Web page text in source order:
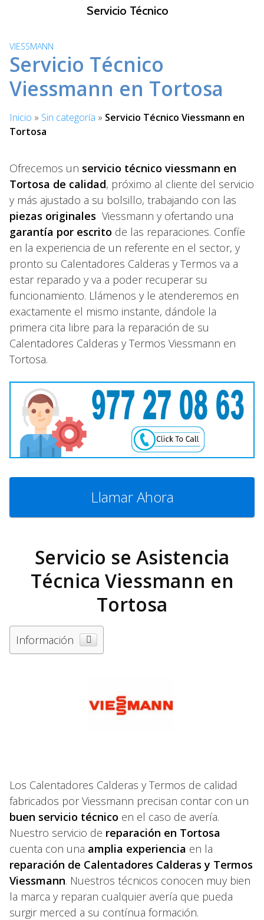
Servicio Técnico
VIESSMANN
Servicio Técnico
Viessmann en Tortosa
Inicio » Sin categoría » Servicio Técnico Viessmann en
Tortosa
Ofrecemos un servicio técnico viessmann en
Tortosa de calidad, próximo al cliente del servicio
y más ajustado a su bolsillo, trabajando con las
piezas originales Viessmann y ofertando una
garantía por escrito de las reparaciones. Confíe
en la experiencia de un referente en el sector, y
pronto su Calentadores Calderas y Termos va a
estar reparado y va a poder recuperar su
funcionamiento. Llámenos y le atenderemos en
exactamente el mismo instante, dándole la
primera cita libre para la reparación de su
Calentadores Calderas y Termos Viessmann en
Tortosa.
Llamar Ahora
Servicio se Asistencia
Técnica Viessmann en
Tortosa
Información
Los Calentadores Calderas y Termos de calidad
fabricados por Viessmann precisan contar con un
buen servicio técnico en el caso de avería.
Nuestro servicio de reparación en Tortosa
cuenta con una amplia experiencia en la
reparación de Calentadores Calderas y Termos
Viessmann. Nuestros técnicos conocen muy bien
la marca y reparan cualquier avería que pueda
surgir merced a su contínua formación.